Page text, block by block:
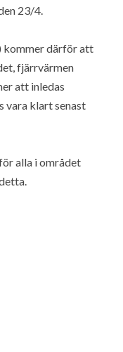
23/4.
kommer därför att
fjärrvärmen
att inledas
vara klart senast
alla i området